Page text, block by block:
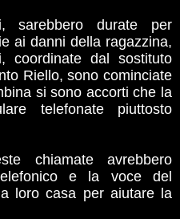
sarebbero durate per
ai danni della ragazzina,
coordinate dal sostituto
Riello, sono cominciate
si sono accorti che la
telefonate piuttosto
chiamate avrebbero
e la voce del
loro casa per aiutare la